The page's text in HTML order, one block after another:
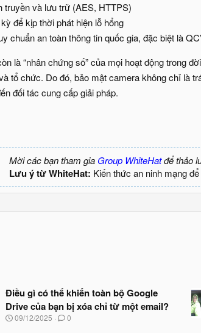
truyền và lưu trữ (AES, HTTPS)
để kịp thời phát hiện lỗ hổng
chuẩn an toàn thông tin quốc gia, đặc biệt là
là “nhân chứng số” của mọi hoạt động trong
tổ chức. Do đó, bảo mật camera không chỉ là
đối tác cung cấp giải pháp.
Mời các bạn tham gia Group WhiteHatđể thảo
Lưu ý từ WhiteHat: Kiến thức an ninh mạng
Điều gì có thể khiến toàn bộ Google
Drive của bạn bị xóa chỉ từ một email?
N
09/12/2025 0